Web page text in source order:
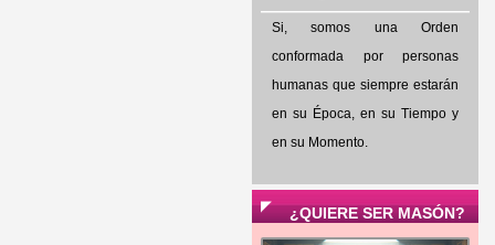
Si, somos una Orden
conformada por personas
humanas que siempre estarán
en su Época, en su Tiempo y
en su Momento.
¿QUIERE SER MASÓN?